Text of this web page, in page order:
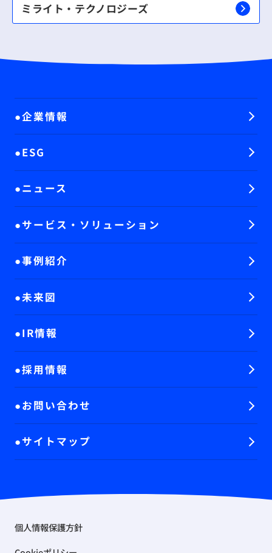
ミライト・テクノロジーズ
企業情報
ESG
ニュース
サービス・ソリューション
事例紹介
未来図
IR情報
採用情報
お問い合わせ
サイトマップ
個人情報保護方針